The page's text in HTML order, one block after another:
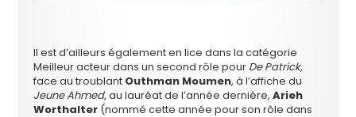
Il est d’ailleurs également en lice dans la catégorie
Meilleur acteur dans un second rôle pour De Patrick,
face au troublant Outhman Moumen, à l’affiche du
Jeune Ahmed, au lauréat de l’année dernière,Arieh
Worthalter (nommé cette année pour son rôle dans